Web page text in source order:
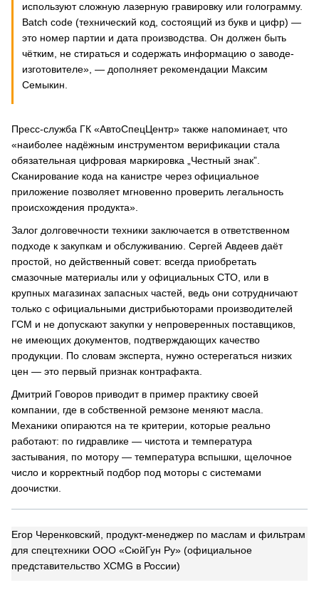
используют сложную лазерную гравировку или голограмму.
Batch code (технический код, состоящий из букв и цифр) —
это номер партии и дата производства. Он должен быть
чётким, не стираться и содержать информацию о заводе-
изготовителе», — дополняет рекомендации Максим
Семыкин.
Пресс-служба ГК «АвтоСпецЦентр» также напоминает, что
«наиболее надёжным инструментом верификации стала
обязательная цифровая маркировка „Честный знак”.
Сканирование кода на канистре через официальное
приложение позволяет мгновенно проверить легальность
происхождения продукта».
Залог долговечности техники заключается в ответственном
подходе к закупкам и обслуживанию. Сергей Авдеев даёт
простой, но действенный совет: всегда приобретать
смазочные материалы или у официальных СТО, или в
крупных магазинах запасных частей, ведь они сотрудничают
только с официальными дистрибьюторами производителей
ГСМ и не допускают закупки у непроверенных поставщиков,
не имеющих документов, подтверждающих качество
продукции. По словам эксперта, нужно остерегаться низких
цен — это первый признак контрафакта.
Дмитрий Говоров приводит в пример практику своей
компании, где в собственной ремзоне меняют масла.
Механики опираются на те критерии, которые реально
работают: по гидравлике — чистота и температура
застывания, по мотору — температура вспышки, щелочное
число и корректный подбор под моторы с системами
доочистки.
Егор Черенковский, продукт-менеджер по маслам и фильтрам
для спецтехники ООО «СюйГун Ру» (официальное
представительство XCMG в России)